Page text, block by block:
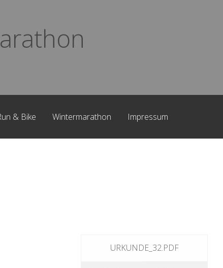
& Bike Wintermarathon Impressum
URKUNDE_32.PDF